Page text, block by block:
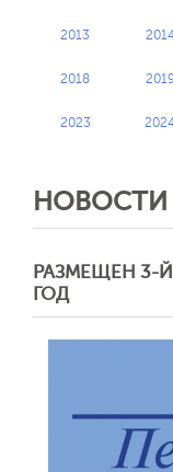
2013
2018
2023
НОВОСТИ
РАЗМЕЩЕН 3-
ГОД